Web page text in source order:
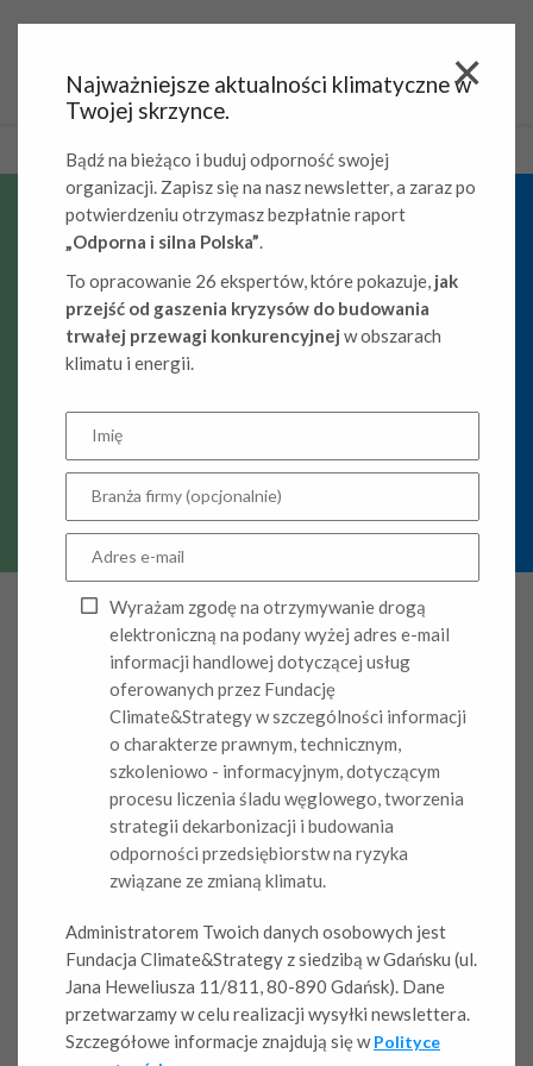
Obliczenie śladu
węglowego inhalatora –
case study
Case study
Data publikacji: 17.02.2026
Wyzwanie
Firma z branży farmaceutycznej zgłosiła się do nas z
prośbą o obliczenie śladu węglowego jednego ze swoich
produktów – inhalatora.
Rozwiązanie
Pierwszym krokiem w toku współpracy z klientem było
sporządzeniemapy wszystkich istotnych źródeł emisji
przedsiębiorstwie produkcyjnym, jak również w jego
łańcuchu dostaw. Następnie eksperci naszej Fundacji
Najważniejsze aktualności klimatyczne w
Twojej skrzynce.
Bądź na bieżąco i buduj odporność swojej
organizacji. Zapisz się na nasz newsletter, a zaraz po
potwierdzeniu otrzymasz bezpłatnie raport
„Odporna i silna Polska”.
To opracowanie 26 ekspertów, które pokazuje, jak
przejść od gaszenia kryzysów do budowania
trwałej przewagi konkurencyjnej w obszarach
klimatu i energii.
Wyrażam zgodę na otrzymywanie drogą
elektroniczną na podany wyżej adres e-mail
informacji handlowej dotyczącej usług
oferowanych przez Fundację
Climate&Strategy w szczególności informacji
o charakterze prawnym, technicznym,
szkoleniowo - informacyjnym, dotyczącym
procesu liczenia śladu węglowego, tworzenia
strategii dekarbonizacji i budowania
odporności przedsiębiorstw na ryzyka
związane ze zmianą klimatu.
Administratorem Twoich danych osobowych jest
Fundacja Climate&Strategy z siedzibą w Gdańsku (ul.
Jana Heweliusza 11/811, 80-890 Gdańsk). Dane
przetwarzamy w celu realizacji wysyłki newslettera.
Szczegółowe informacje znajdują się wPolityce